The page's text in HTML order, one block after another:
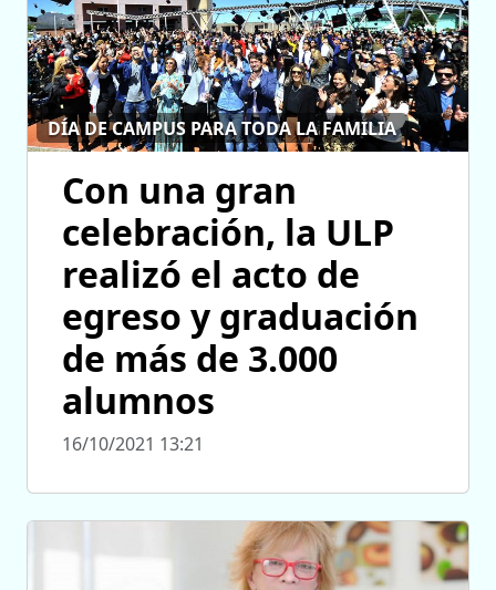
DÍA DE CAMPUS PARA TODA LA FAMILIA
Con una gran
celebración, la ULP
realizó el acto de
egreso y graduación
de más de 3.000
alumnos
16/10/2021 13:21